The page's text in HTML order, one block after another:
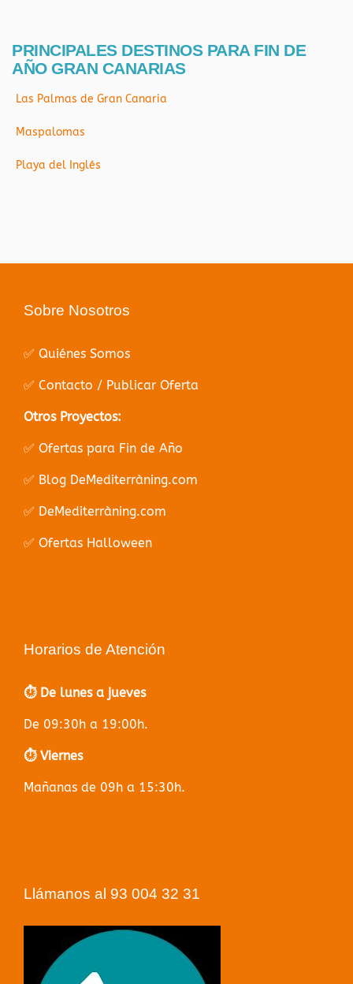
PRINCIPALES DESTINOS PARA FIN DE
AÑO GRAN CANARIAS
Las Palmas de Gran Canaria
Maspalomas
Playa del Inglés
Sobre Nosotros
✅ Quiénes Somos
✅ Contacto / Publicar Oferta
Otros Proyectos:
✅ Ofertas para Fin de Año
✅ Blog DeMediterràning.com
✅ DeMediterràning.com
✅ Ofertas Halloween
Horarios de Atención
⏱️ De lunes a jueves
De 09:30h a 19:00h.
⏱️ Viernes
Mañanas de 09h a 15:30h.
Llámanos al 93 004 32 31